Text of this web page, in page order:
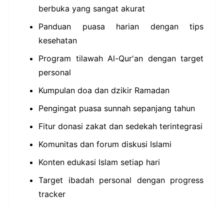
berbuka yang sangat akurat
Panduan puasa harian dengan tips
kesehatan
Program tilawah Al-Qur'an dengan target
personal
Kumpulan doa dan dzikir Ramadan
Pengingat puasa sunnah sepanjang tahun
Fitur donasi zakat dan sedekah terintegrasi
Komunitas dan forum diskusi Islami
Konten edukasi Islam setiap hari
Target ibadah personal dengan progress
tracker